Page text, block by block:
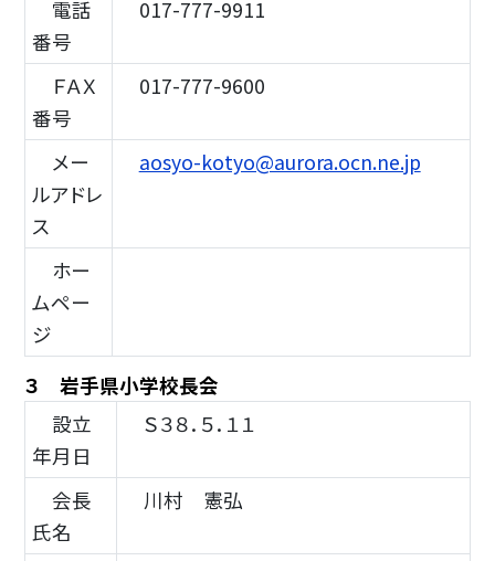
電話
番号
017-777-9911
ＦＡＸ
番号
017-777-9600
メー
ルアドレ
ス
aosyo-kotyo@aurora.ocn.ne.jp
ホー
ムペー
ジ
３ 岩手県小学校長会
設立
年月日
Ｓ３８．５．１１
会長
氏名
川村 憲弘